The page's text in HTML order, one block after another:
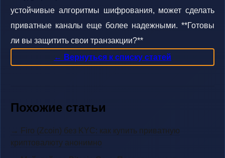
устойчивые алгоритмы шифрования, может сделать
приватные каналы еще более надежными. **Готовы
ли вы защитить свои транзакции?**
← Вернуться к списку статей
Похожие статьи
→ Firo (Zcoin) без KYC: как купить приватную
криптовалюту анонимно